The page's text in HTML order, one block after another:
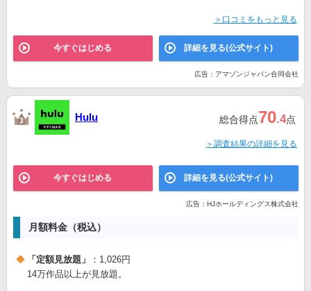
＞口コミをもっと見る
今すぐはじめる 詳細を見る(公式サイト)
広告：アマゾンジャパン合同会社
Hulu 総合得点70.4点
＞調査結果の詳細を見る
今すぐはじめる 詳細を見る(公式サイト)
広告：HJホールディングス株式会社
月額料金（税込）
「定額見放題」
：1,026円
14万作品以上が見放題。